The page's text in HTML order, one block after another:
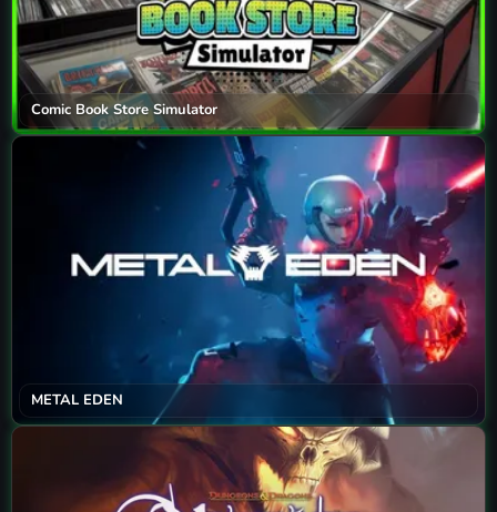
Comic Book Store Simulator
METAL EDEN